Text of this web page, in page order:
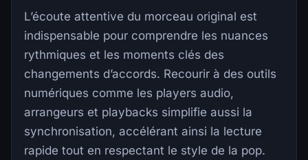
L’écoute attentive du morceau original est
indispensable pour comprendre les nuances
rythmiques et les moments clés des
changements d’accords. Recourir à des outils
numériques comme les players audio,
arrangeurs et playbacks simplifie aussi la
synchronisation, accélérant ainsi la lecture
rapide tout en respectant le style de la pop.